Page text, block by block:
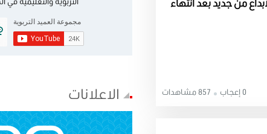
من جديد بعد انتهاء
857 مشاهدات 0 إعجاب الاعلانات